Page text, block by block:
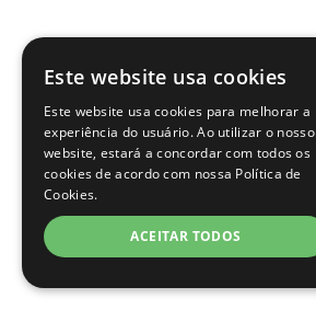
Este website usa cookies
Este website usa cookies para melhorar a
experiência do usuário. Ao utilizar o nosso
website, estará a concordar com todos os
cookies de acordo com nossa Política de
Cookies.
ACEITAR TODOS